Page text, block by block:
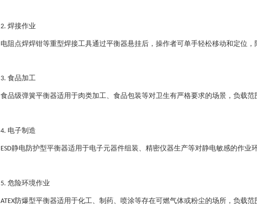
2. 焊接作业
电阻点焊焊钳等重型焊接工具通过平衡器悬挂后，操作者可单手轻松移动和定位，
3. 食品加工
食品级弹簧平衡器适用于肉类加工、食品包装等对卫生有严格要求的场景，负载范
4. 电子制造
ESD静电防护型平衡器适用于电子元器件组装、精密仪器生产等对静电敏感的作业
5. 危险环境作业
ATEX防爆型平衡器适用于化工、制药、喷涂等存在可燃气体或粉尘的场所，负载范